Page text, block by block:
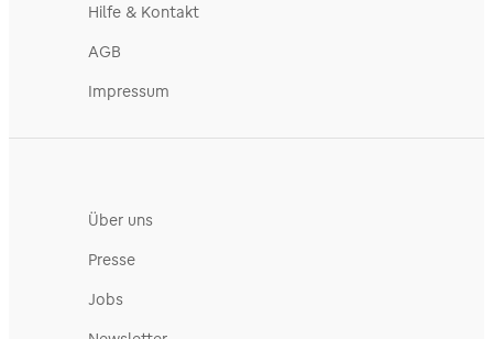
Hilfe & Kontakt
AGB
Impressum
Über uns
Presse
Jobs